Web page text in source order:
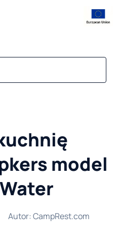
model
Autor: CampRest.com